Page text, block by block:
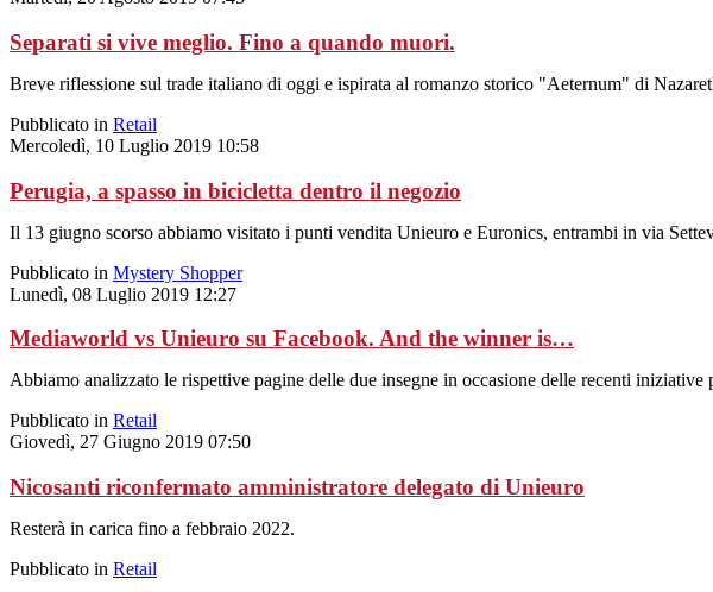
Separati si vive meglio. Fino a quando muori.
Breve riflessione sul trade italiano di oggi e ispirata al romanzo storico "Aeternum" di
Pubblicato in Retail
Mercoledì, 10 Luglio 2019 10:58
Perugia, a spasso in bicicletta dentro il negozio
Il 13 giugno scorso abbiamo visitato i punti vendita Unieuro e Euronics, entrambi in via
Pubblicato in Mystery Shopper
Lunedì, 08 Luglio 2019 12:27
Mediaworld vs Unieuro su Facebook. And the winner is…
Abbiamo analizzato le rispettive pagine delle due insegne in occasione delle recenti
Pubblicato in Retail
Giovedì, 27 Giugno 2019 07:50
Nicosanti riconfermato amministratore delegato di Unieuro
Resterà in carica fino a febbraio 2022.
Pubblicato in Retail